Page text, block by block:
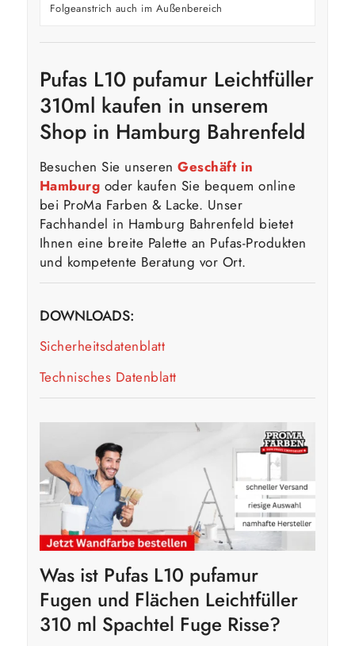
Folgeanstrich auch im Außenbereich
Pufas L10 pufamur Leichtfüller
310ml kaufen in unserem
Shop in Hamburg Bahrenfeld
Besuchen Sie unserenGeschäft in
Hamburg oder kaufen Sie bequem online
bei ProMa Farben & Lacke. Unser
Fachhandel in Hamburg Bahrenfeld bietet
Ihnen eine breite Palette an Pufas-Produkten
und kompetente Beratung vor Ort.
DOWNLOADS:
Sicherheitsdatenblatt
Technisches Datenblatt
Was ist Pufas L10 pufamur
Fugen und Flächen Leichtfüller
310 ml Spachtel Fuge Risse?